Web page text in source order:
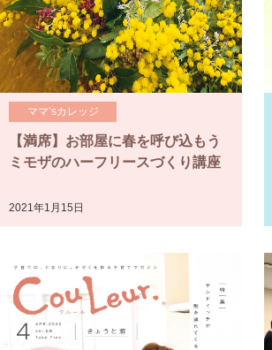
ママ’sカレッジ
【満席】お部屋に春を呼び込もう
ミモザのハーフリースづくり講座
2021年1月15日